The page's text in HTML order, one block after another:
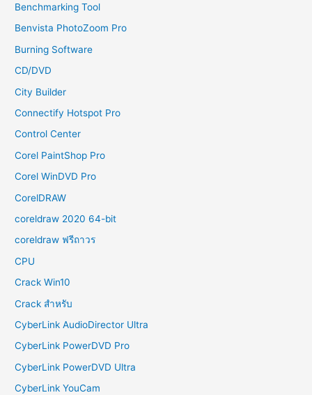
Benchmarking Tool
Benvista PhotoZoom Pro
Burning Software
CD/DVD
City Builder
Connectify Hotspot Pro
Control Center
Corel PaintShop Pro
Corel WinDVD Pro
CorelDRAW
coreldraw 2020 64-bit
coreldraw ฟรีถาวร
CPU
Crack Win10
Crack สำหรับ
CyberLink AudioDirector Ultra
CyberLink PowerDVD Pro
CyberLink PowerDVD Ultra
CyberLink YouCam